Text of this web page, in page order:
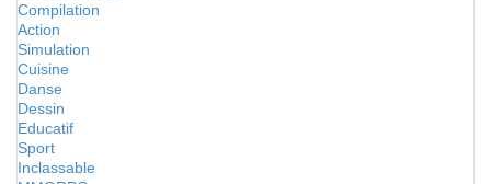
Compilation
Action
Simulation
Cuisine
Danse
Dessin
Educatif
Sport
Inclassable